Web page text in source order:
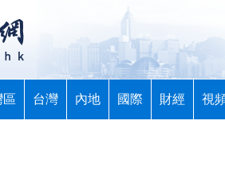
區 台灣 內地 國際 財經 視